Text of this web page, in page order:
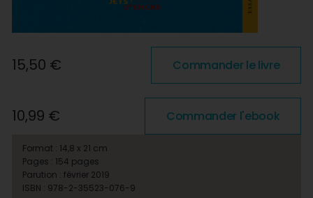
15,50 € Commander le livre
10,99 € Commander l'ebook
Format : 14,8 x 21 cm
Pages : 154 pages
Parution : février 2019
ISBN : 978-2-35523-076-9